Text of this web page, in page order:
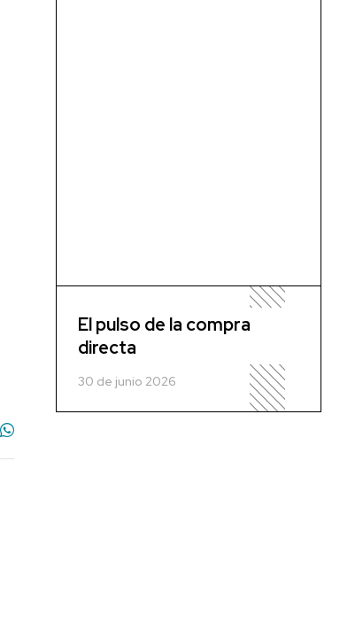
El pulso de la compra
directa
30 de junio 2026